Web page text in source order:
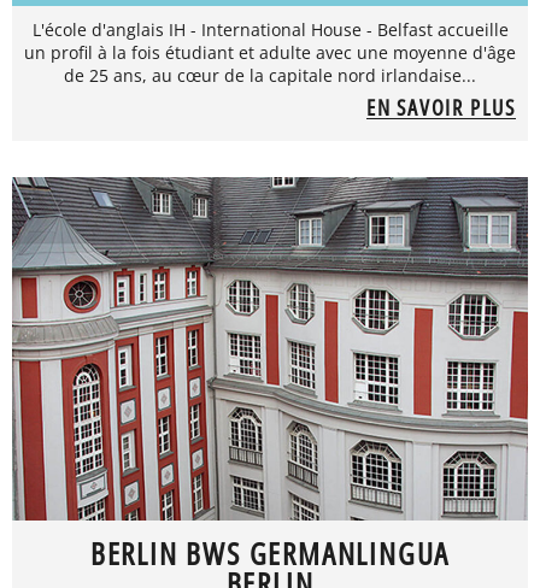
L'école d'anglais IH - International House - Belfast accueille
un profil à la fois étudiant et adulte avec une moyenne d'âge
de 25 ans, au cœur de la capitale nord irlandaise...
EN SAVOIR PLUS
BERLIN BWS GERMANLINGUA